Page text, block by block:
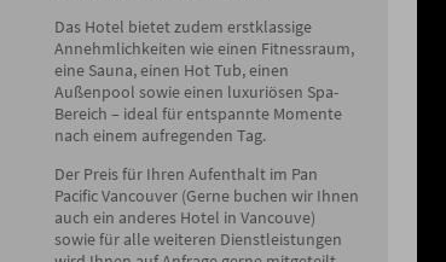
Das Hotel bietet zudem erstklassige
Annehmlichkeiten wie einen Fitnessraum,
eine Sauna, einen Hot Tub, einen
Außenpool sowie einen luxuriösen Spa-
Bereich – ideal für entspannte Momente
nach einem aufregenden Tag.
Der Preis für Ihren Aufenthalt im Pan
Pacific Vancouver (Gerne buchen wir Ihnen
auch ein anderes Hotel in Vancouve)
sowie für alle weiteren Dienstleistungen